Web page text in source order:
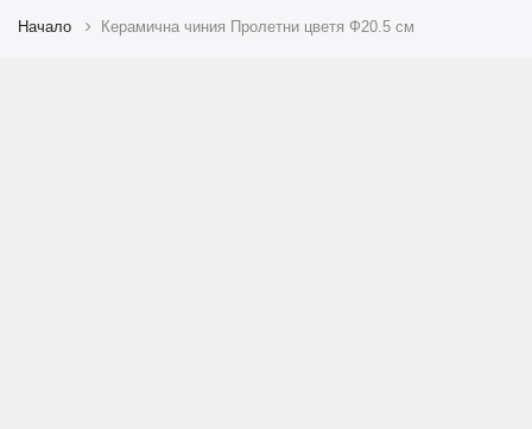
Начало Керамична чиния Пролетни цветя Ф20.5 см